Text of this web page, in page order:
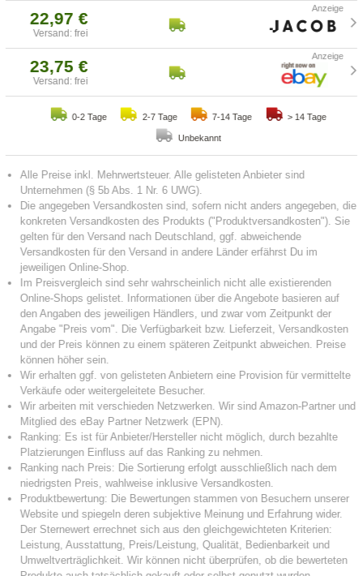
22,97 €
Versand: frei
23,75 €
Versand: frei
0-2 Tage 2-7 Tage 7-14 Tage > 14 Tage
Unbekannt